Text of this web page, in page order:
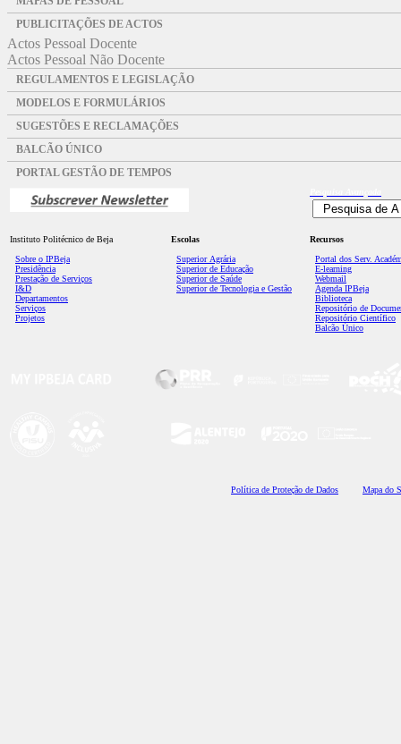
PUBLICITAÇÕES DE ACTOS
Actos Pessoal Docente
Actos Pessoal Não Docente
REGULAMENTOS E LEGISLAÇÃO
MODELOS E FORMULÁRIOS
SUGESTÕES E RECLAMAÇÕES
BALCÃO ÚNICO
PORTAL GESTÃO DE TEMPOS
Instituto Politécnico de Beja
Sobre o IPBeja
Presidência
Prestação de Serviços
I&D
Departamentos
Serviços
Projetos
Escolas
Superior Agrária
Superior de Educação
Superior de Saúde
Superior de Tecnologia e Gestão
Recursos
Portal dos Serv.
E-learning
Webmail
Agenda IPBeja
Biblioteca
Repositório de
Repositório Científico
Balcão Único
Política de Proteção de Dados Mapa do